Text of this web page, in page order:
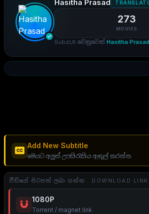
Hasitha Prasad
273
MOVIES
SubzLK වෙනුවෙන් Hasitha Prasad
Add New Subtitle
මෙයට අලුත් උපසිරැසිය ඇතුල් කරන්න
වීඩියෝ පිටපත් ලබා ගන්න . DOWNLOAD
1080P
Torrent / magnet link